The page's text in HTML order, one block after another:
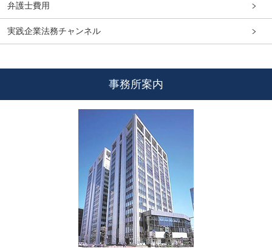
弁護士費用
実践企業法務チャンネル
事務所案内